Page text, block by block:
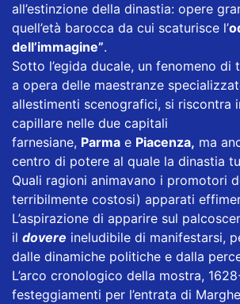
all’estinzione della dinastia: opere
quell’età barocca da cui scaturisce l’
dell’immagine”.
Sotto l’egida ducale, un fenomeno di
a opera delle maestranze
allestimenti scenografici, si riscontra
capillare nelle due capitali
farnesiane, Parma e Piacenza, ma
centro di potere al quale la dinastia
Quali ragioni animavano i promotori
terribilmente costosi) apparati
L’aspirazione di apparire sul
il dovere ineludibile di manifestarsi,
dalle dinamiche politiche e dalla
L’arco cronologico della mostra,
festeggiamenti per l’entrata di